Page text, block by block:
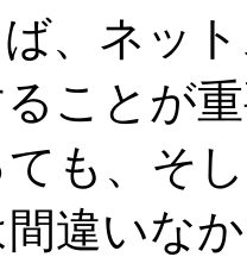
、ネッ
ことが
も、そ
違いな